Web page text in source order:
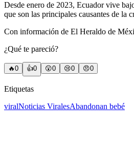
Desde enero de 2023, Ecuador vive
que son las principales causantes de la
Con información de El Heraldo de
¿Qué te pareció?
🔥0 👍0 😲0 😢0 😠0
Etiquetas
viralNoticias ViralesAbandonan bebé